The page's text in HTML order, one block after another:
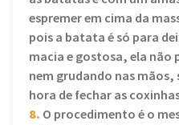
espremer em cima da
pois a batata é só para
macia e gostosa, ela não
nem grudando nas
hora de fechar as
8. O procedimento é o